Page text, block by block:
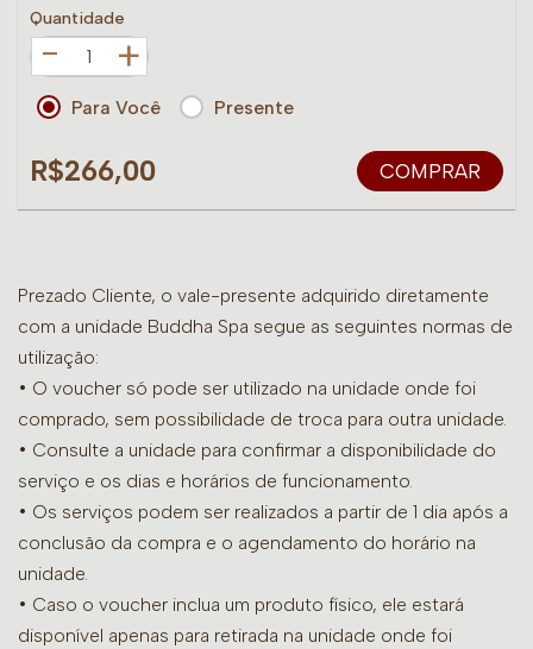
Quantidade
+
Para Você Presente
R$266,00 COMPRAR
Prezado Cliente, o vale-presente adquirido diretamente
com a unidade Buddha Spa segue as seguintes normas de
utilização:
• O voucher só pode ser utilizado na unidade onde foi
comprado, sem possibilidade de troca para outra unidade.
• Consulte a unidade para confirmar a disponibilidade do
serviço e os dias e horários de funcionamento.
• Os serviços podem ser realizados a partir de 1 dia após a
conclusão da compra e o agendamento do horário na
unidade.
• Caso o voucher inclua um produto físico, ele estará
disponível apenas para retirada na unidade onde foi